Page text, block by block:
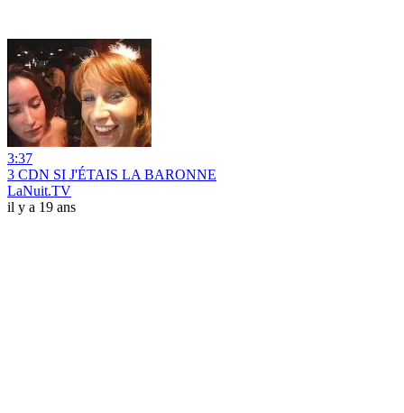
3:37
3 CDN SI J'ÉTAIS LA BARONNE
LaNuit.TV
il y a 19 ans